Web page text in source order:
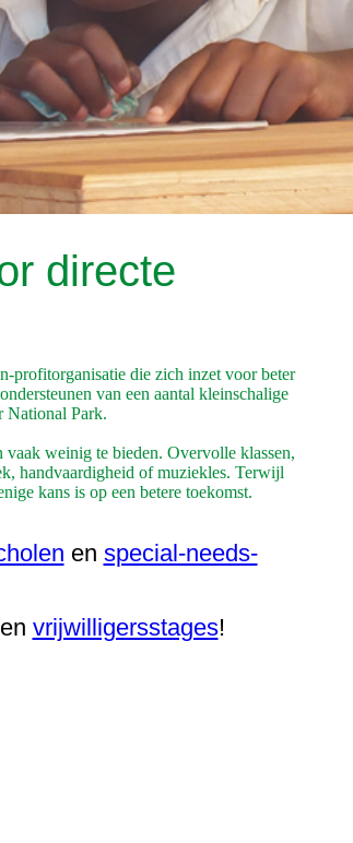
directe
profitorganisatie die zich inzet voor beter
van een aantal kleinschalige
National Park.
weinig te bieden. Overvolle klassen,
handvaardigheid of muziekles. Terwijl
kans is op een betere toekomst.
en special-needs-
en vrijwilligersstages!